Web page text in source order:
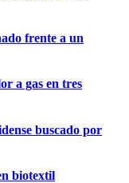
frente a un
a gas en tres
buscado por
biotextil